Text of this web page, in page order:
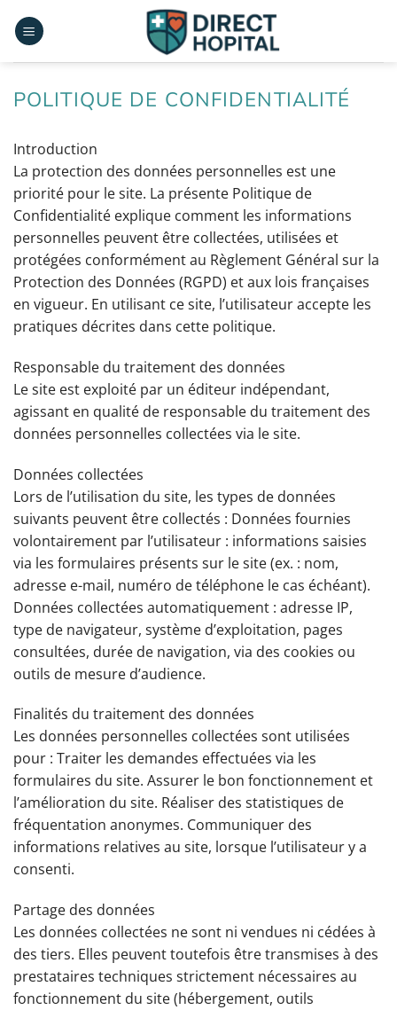
au
POLITIQUE DE CONFIDENTIALITÉ
Introduction
La protection des données personnelles est une
priorité pour le site. La présente Politique de
Confidentialité explique comment les informations
personnelles peuvent être collectées, utilisées et
protégées conformément au Règlement Général sur la
Protection des Données (RGPD) et aux lois françaises
en vigueur. En utilisant ce site, l’utilisateur accepte les
pratiques décrites dans cette politique.
Responsable du traitement des données
Le site est exploité par un éditeur indépendant,
agissant en qualité de responsable du traitement des
données personnelles collectées via le site.
Données collectées
Lors de l’utilisation du site, les types de données
suivants peuvent être collectés : Données fournies
volontairement par l’utilisateur : informations saisies
via les formulaires présents sur le site (ex. : nom,
adresse e-mail, numéro de téléphone le cas échéant).
Données collectées automatiquement : adresse IP,
type de navigateur, système d’exploitation, pages
consultées, durée de navigation, via des cookies ou
outils de mesure d’audience.
Finalités du traitement des données
Les données personnelles collectées sont utilisées
pour : Traiter les demandes effectuées via les
formulaires du site. Assurer le bon fonctionnement et
l’amélioration du site. Réaliser des statistiques de
fréquentation anonymes. Communiquer des
informations relatives au site, lorsque l’utilisateur y a
consenti.
Partage des données
Les données collectées ne sont ni vendues ni cédées à
des tiers. Elles peuvent toutefois être transmises à des
prestataires techniques strictement nécessaires au
fonctionnement du site (hébergement, outils